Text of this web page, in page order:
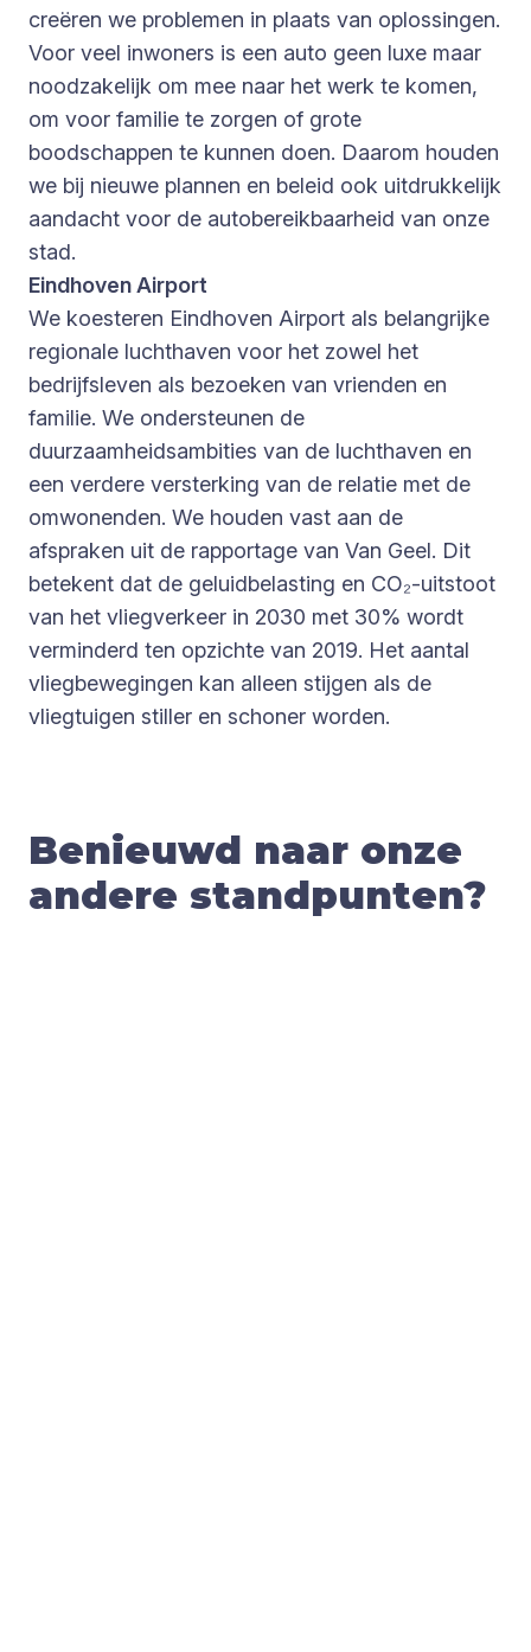
creëren we problemen in plaats van oplossingen.
Voor veel inwoners is een auto geen luxe maar
noodzakelijk om mee naar het werk te komen,
om voor familie te zorgen of grote
boodschappen te kunnen doen. Daarom houden
we bij nieuwe plannen en beleid ook uitdrukkelijk
aandacht voor de autobereikbaarheid van onze
stad.
Eindhoven Airport
We koesteren Eindhoven Airport als belangrijke
regionale luchthaven voor het zowel het
bedrijfsleven als bezoeken van vrienden en
familie. We ondersteunen de
duurzaamheidsambities van de luchthaven en
een verdere versterking van de relatie met de
omwonenden. We houden vast aan de
afspraken uit de rapportage van Van Geel. Dit
betekent dat de geluidbelasting en CO₂-uitstoot
van het vliegverkeer in 2030 met 30% wordt
verminderd ten opzichte van 2019. Het aantal
vliegbewegingen kan alleen stijgen als de
vliegtuigen stiller en schoner worden.
Benieuwd naar onze
andere standpunten?